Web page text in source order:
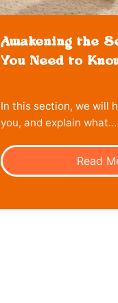
Awakening the
You Need to
In this section, we will
you, and explain what…
Read